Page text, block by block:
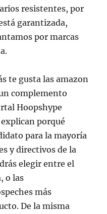
resistentes, por
garantizada,
por marcas
te gusta las amazon
complemento
Hoopshype
porqué
para la mayoría
y directivos de la
elegir entre el
o las
más
De la misma